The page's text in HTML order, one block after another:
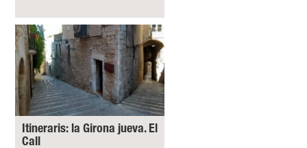
Itineraris: la Girona jueva. El
Call